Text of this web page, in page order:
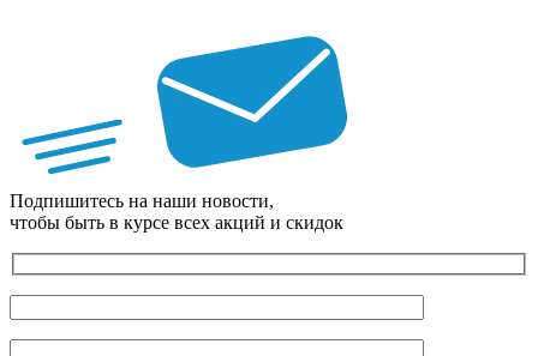
Подпишитесь на наши новости,
чтобы быть в курсе всех акций и скидок